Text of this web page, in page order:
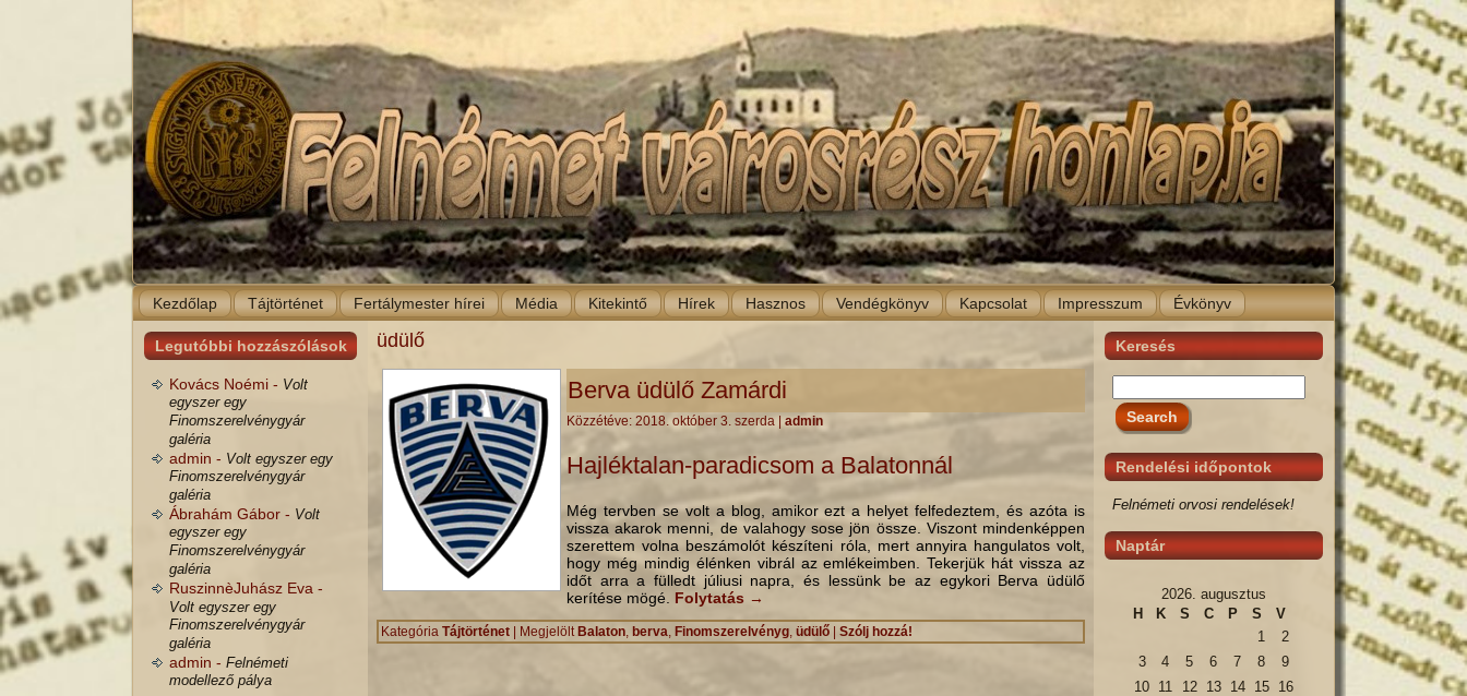
Kezdőlap Tájtörténet Fertálymester hírei Média Kitekintő Hírek Hasznos Vendégkönyv Kapcsolat Impresszum Évkönyv
Legutóbbi hozzászólások
Kovács Noémi - Volt
egyszer egy
Finomszerelvénygyár
galéria
admin - Volt egyszer egy
Finomszerelvénygyár
galéria
Ábrahám Gábor - Volt
egyszer egy
Finomszerelvénygyár
galéria
RuszinnèJuhász Eva -
Volt egyszer egy
Finomszerelvénygyár
galéria
admin - Felnémeti
modellező pálya
üdülő
Berva üdülő Zamárdi
Közzétéve: 2018. október 3. szerda admin
Hajléktalan-paradicsom a Balatonnál
Még tervben se volt a blog, amikor ezt a helyet felfedeztem, és azóta is
vissza akarok menni, de valahogy sose jön össze. Viszont mindenképpen
szerettem volna beszámolót készíteni róla, mert annyira hangulatos volt,
hogy még mindig élénken vibrál az emlékeimben. Tekerjük hát vissza az
időt arra a fülledt júliusi napra, és lessünk be az egykori Berva üdülő
kerítése mögé. Folytatás →
Kategória Tájtörténet Megjelölt Balaton, berva, Finomszerelvényg, üdülő Szólj hozzá!
Keresés
Rendelési időpontok
Felnémeti orvosi rendelések!
Naptár
2026. augusztus
H
K S C P S V
1
2
3
4 5 6 7 8
9
10 11 12 13 14 15
16